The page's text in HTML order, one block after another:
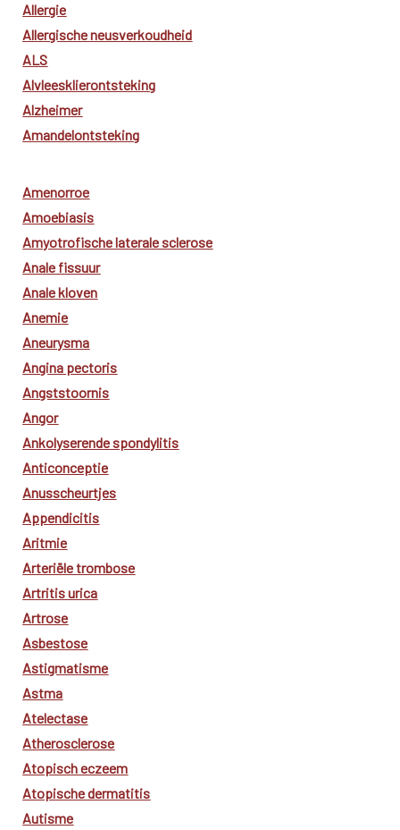
Allergie
Allergische neusverkoudheid
ALS
Alvleesklierontsteking
Alzheimer
Amandelontsteking
Amenorroe
Amoebiasis
Amyotrofische laterale sclerose
Anale fissuur
Anale kloven
Anemie
Aneurysma
Angina pectoris
Angststoornis
Angor
Ankolyserende spondylitis
Anticonceptie
Anusscheurtjes
Appendicitis
Aritmie
Arteriële trombose
Artritis urica
Artrose
Asbestose
Astigmatisme
Astma
Atelectase
Atherosclerose
Atopisch eczeem
Atopische dermatitis
Autisme